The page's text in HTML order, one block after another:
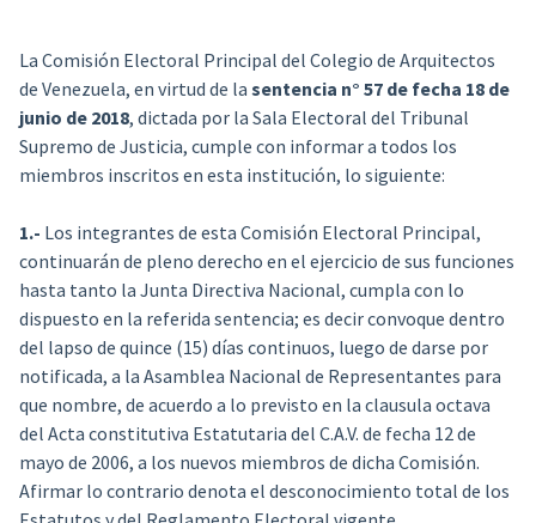
La Comisión Electoral Principal del Colegio de Arquitectos
de Venezuela, en virtud de la sentencia n° 57 de fecha 18 de
junio de 2018, dictada por la Sala Electoral del Tribunal
Supremo de Justicia, cumple con informar a todos los
miembros inscritos en esta institución, lo siguiente:
1.- Los integrantes de esta Comisión Electoral Principal,
continuarán de pleno derecho en el ejercicio de sus funciones
hasta tanto la Junta Directiva Nacional, cumpla con lo
dispuesto en la referida sentencia; es decir convoque dentro
del lapso de quince (15) días continuos, luego de darse por
notificada, a la Asamblea Nacional de Representantes para
que nombre, de acuerdo a lo previsto en la clausula octava
del Acta constitutiva Estatutaria del C.A.V. de fecha 12 de
mayo de 2006, a los nuevos miembros de dicha Comisión.
Afirmar lo contrario denota el desconocimiento total de los